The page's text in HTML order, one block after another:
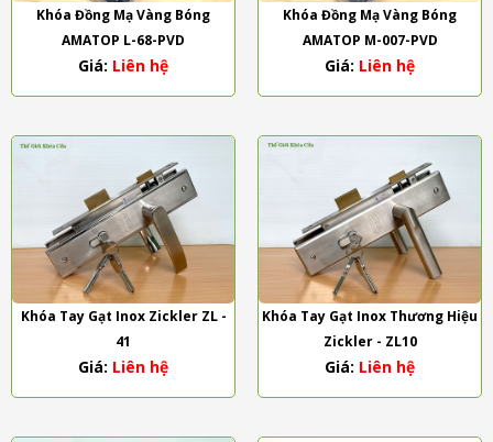
Khóa Đồng Mạ Vàng Bóng
AMATOP L-68-PVD
Giá: Liên hệ
Khóa Đồng Mạ Vàng Bóng
AMATOP M-007-PVD
Giá: Liên hệ
Khóa Tay Gạt Inox Zickler ZL -
41
Giá: Liên hệ
Khóa Tay Gạt Inox Thương Hiệu
Zickler - ZL10
Giá: Liên hệ